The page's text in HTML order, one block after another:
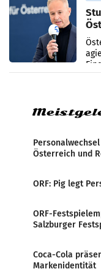
Österreich und
ORF: Pig legt
ORF-
Salzburger
Coca-Cola
Markenidentität